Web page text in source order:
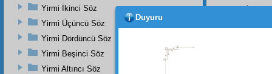
Yirmi İkinci Söz
Yirmi Üçüncü Söz
Yirmi Dördüncü Söz
Yirmi Beşinci Söz
Yirmi Altıncı Söz
Duyuru